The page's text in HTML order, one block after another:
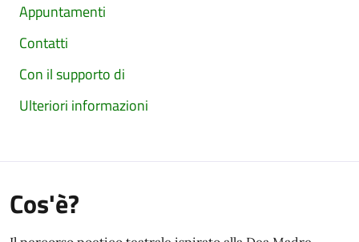
Appuntamenti
Contatti
Con il supporto di
Ulteriori informazioni
Cos'è?